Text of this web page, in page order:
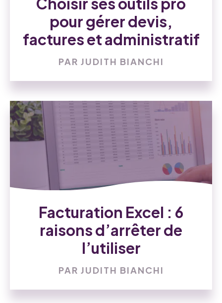
pour gérer devis,
factures et administratif
PAR JUDITH BIANCHI
Facturation Excel : 6
raisons d’arrêter de
l’utiliser
PAR JUDITH BIANCHI